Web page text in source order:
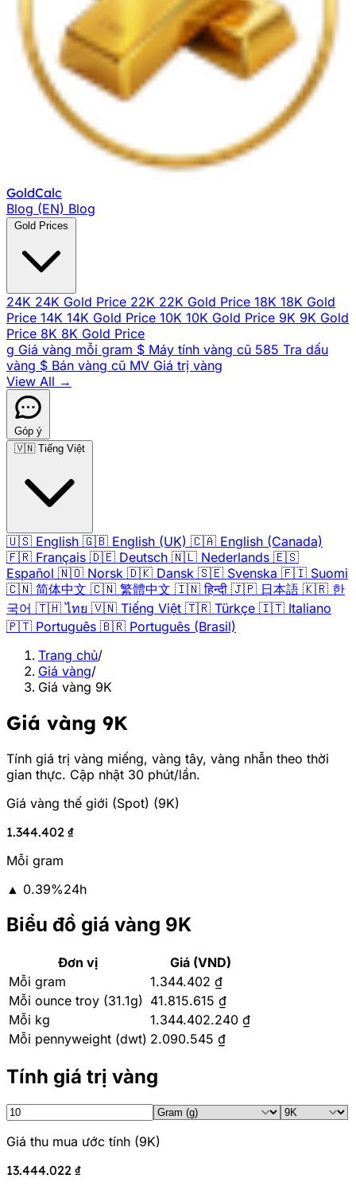
GoldCalc
Blog (EN) Blog
Gold Prices
24K 24K Gold Price 22K 22K Gold Price 18K 18K Gold
Price 14K 14K Gold Price 10K 10K Gold Price 9K 9K Gold
Price 8K 8K Gold Price
g Giá vàng mỗi gram $ Máy tính vàng cũ 585 Tra dấu
vàng $ Bán vàng cũ MV Giá trị vàng
View All →
Góp ý
🇻🇳 Tiếng Việt
🇺🇸 English 🇬🇧 English (UK) 🇨🇦 English (Canada)
🇫🇷 Français 🇩🇪 Deutsch 🇳🇱 Nederlands 🇪🇸
Español 🇳🇴 Norsk 🇩🇰 Dansk 🇸🇪 Svenska 🇫🇮 Suomi
🇨🇳 简体中文 🇨🇳 繁體中文 🇮🇳 हिन्दी 🇯🇵 日本語 🇰🇷 한
국어 🇹🇭 ไทย 🇻🇳 Tiếng Việt 🇹🇷 Türkçe 🇮🇹 Italiano
🇵🇹 Português 🇧🇷 Português (Brasil)
Trang chủ/
Giá vàng/
Giá vàng 9K
Giá vàng 9K
Tính giá trị vàng miếng, vàng tây, vàng nhẫn theo thời
gian thực. Cập nhật 30 phút/lần.
Giá vàng thế giới (Spot) (9K)
1.344.402 ₫
Mỗi gram
▲ 0.39%24h
Biểu đồ giá vàng 9K
Đơn vị
Giá (VND)
Mỗi gram
1.344.402 ₫
Mỗi ounce troy (31.1g) 41.815.615 ₫
Mỗi kg
1.344.402.240 ₫
Mỗi pennyweight (dwt) 2.090.545 ₫
Tính giá trị vàng
Giá thu mua ước tính (9K)
13.444.022 ₫